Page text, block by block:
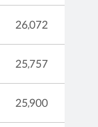
26,072
25,757
25,900